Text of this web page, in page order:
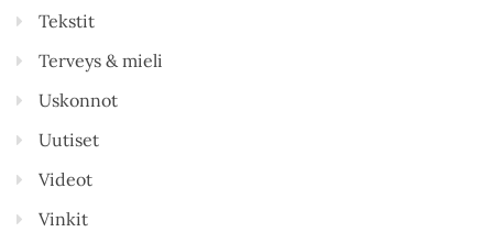
Tekstit
Terveys & mieli
Uskonnot
Uutiset
Videot
Vinkit